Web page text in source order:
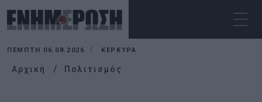
ΠΈΜΠΤΗ 06.08.2026 ΚΕΡΚΥΡΑ
Αρχική Πολιτισμός